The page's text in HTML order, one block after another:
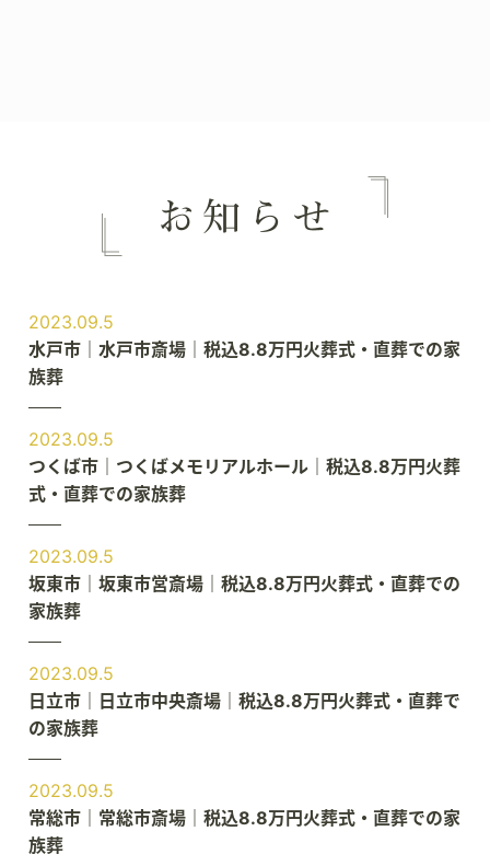
2023.09.5
水戸市｜水戸市斎場｜税込8.8万円火葬式・直葬での家
族葬
2023.09.5
つくば市｜つくばメモリアルホール｜税込8.8万円火葬
式・直葬での家族葬
2023.09.5
坂東市｜坂東市営斎場｜税込8.8万円火葬式・直葬での
家族葬
2023.09.5
日立市｜日立市中央斎場｜税込8.8万円火葬式・直葬で
の家族葬
2023.09.5
常総市｜常総市斎場｜税込8.8万円火葬式・直葬での家
族葬